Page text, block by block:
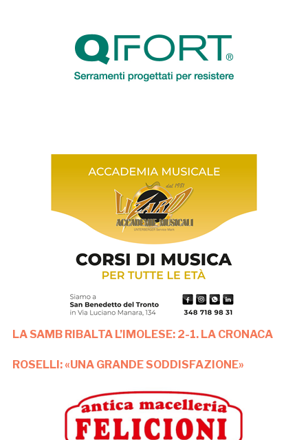
LA SAMB RIBALTA L’IMOLESE: 2-1. LA CRONACA
ROSELLI: «UNA GRANDE SODDISFAZIONE»